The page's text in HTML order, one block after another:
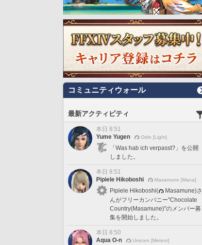
コミュニティウォール
最新アクティビティ
本日 8:51
Yume Yugen
Odin [Light]
「Was hab ich verpasst?」を公開
しました。
本日 8:51
Pipiele Hikoboshi
Masamune [Mana]
Pipiele Hikoboshi(
Masamune)さ
んがフリーカンパニー"Chocolate
Country(Masamune)"のメンバー募
集を開始しました。
本日 8:50
Aqua O-n
Unicorn [Meteor]